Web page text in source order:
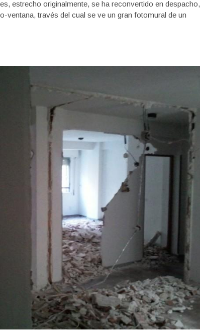
estrecho originalmente, se ha reconvertido en despacho,
ventana, través del cual se ve un gran fotomural de un